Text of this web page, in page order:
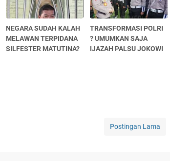
NEGARA SUDAH KALAH
MELAWAN TERPIDANA
SILFESTER MATUTINA?
TRANSFORMASI POLRI
? UMUMKAN SAJA
IJAZAH PALSU JOKOWI
Postingan Lama